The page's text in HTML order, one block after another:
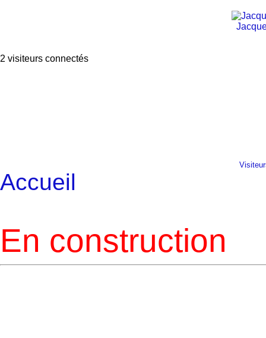
2 visiteurs connectés
Accueil
En construction